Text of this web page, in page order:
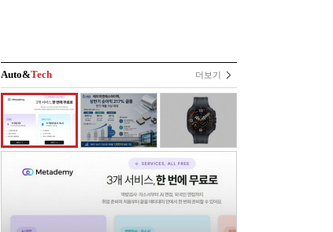
Auto&Tech 더보기